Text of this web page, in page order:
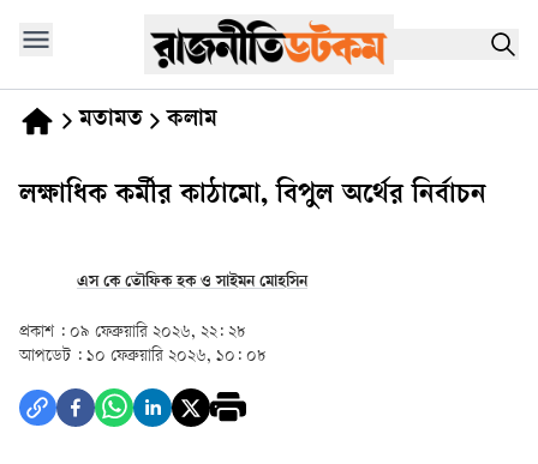
মতামত কলাম
লক্ষাধিক কর্মীর কাঠামো, বিপুল অর্থের নির্বাচন
এস কে তৌফিক হক ও সাইমন মোহসিন
প্রকাশ : ০৯ ফেব্রুয়ারি ২০২৬, ২২: ২৮
আপডেট : ১০ ফেব্রুয়ারি ২০২৬, ১০: ০৮